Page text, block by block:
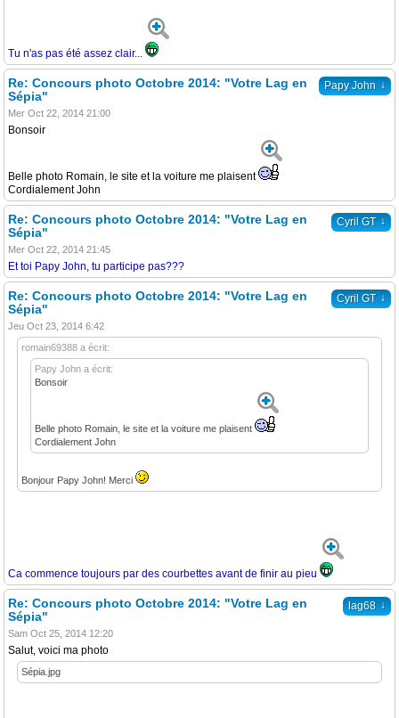
Tu n'as pas été assez clair...
Papy John ↓
Re: Concours photo Octobre 2014: "Votre Lag en
Sépia"
Mer Oct 22, 2014 21:00
Bonsoir
Belle photo Romain, le site et la voiture me plaisent
Cordialement John
Cyril GT ↓
Re: Concours photo Octobre 2014: "Votre Lag en
Sépia"
Mer Oct 22, 2014 21:45
Et toi Papy John, tu participe pas???
Cyril GT ↓
Re: Concours photo Octobre 2014: "Votre Lag en
Sépia"
Jeu Oct 23, 2014 6:42
romain69388 a écrit:
Papy John a écrit:
Bonsoir
Belle photo Romain, le site et la voiture me plaisent
Cordialement John
Bonjour Papy John! Merci
Ca commence toujours par des courbettes avant de finir au pieu
lag68 ↓
Re: Concours photo Octobre 2014: "Votre Lag en
Sépia"
Sam Oct 25, 2014 12:20
Salut, voici ma photo
Sépia.jpg